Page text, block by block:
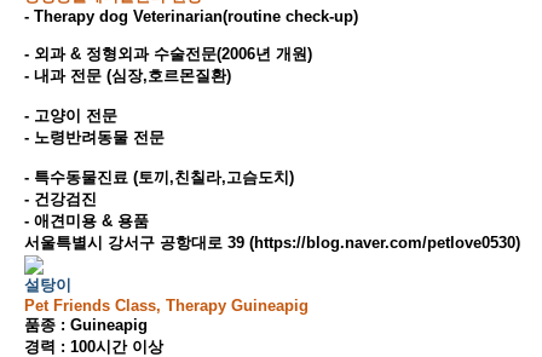
- Therapy dog Veterinarian(routine check-up)
- 외과 & 정형외과 수술전문(2006년 개원)
- 내과 전문 (심장,호르몬질환)
- 고양이 전문
- 노령반려동물 전문
- 특수동물진료 (토끼,친칠라,고슴도치)
- 건강검진
- 애견미용 & 용품
서울특별시 강서구 공항대로 39 (https://blog.naver.com/petlove0530)
설탕이
Pet Friends Class, Therapy Guineapig
품종 : Guineapig
경력 : 100시간 이상